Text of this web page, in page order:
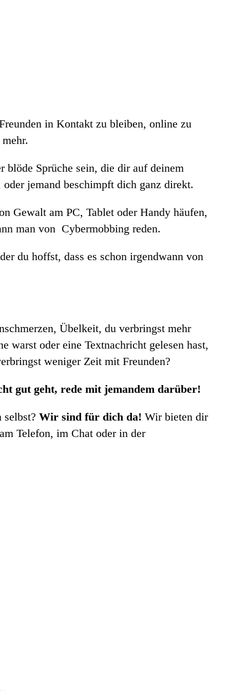
in Kontakt zu bleiben, online zu
blöde Sprüche sein, die dir auf deinem
jemand beschimpft dich ganz direkt.
Gewalt am PC, Tablet oder Handy häufen,
man von Cybermobbing reden.
du hoffst, dass es schon irgendwann von
Übelkeit, du verbringst mehr
warst oder eine Textnachricht gelesen hast,
weniger Zeit mit Freunden?
gut geht, rede mit jemandem darüber!
Wir sind für dich da! Wir bieten dir
Telefon, im Chat oder in der